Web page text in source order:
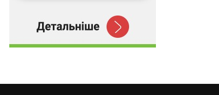
Схожі статті: